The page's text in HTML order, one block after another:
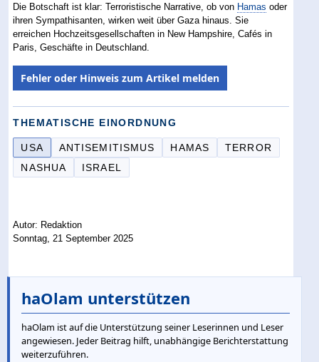
Die Botschaft ist klar: Terroristische Narrative, ob von Hamas oder
ihren Sympathisanten, wirken weit über Gaza hinaus. Sie
erreichen Hochzeitsgesellschaften in New Hampshire, Cafés in
Paris, Geschäfte in Deutschland.
Fehler oder Hinweis zum Artikel melden
THEMATISCHE EINORDNUNG
USA ANTISEMITISMUS HAMAS
TERROR
NASHUA
ISRAEL
Autor: Redaktion
Sonntag, 21 September 2025
haOlam unterstützen
haOlam ist auf die Unterstützung seiner Leserinnen und Leser
angewiesen. Jeder Beitrag hilft, unabhängige Berichterstattung
weiterzuführen.